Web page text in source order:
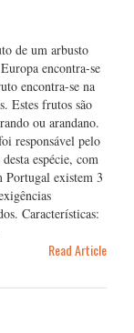
de um arbusto
encontra-se
encontra-se na
Estes frutos são
ou arandano.
responsável pelo
espécie, com
Portugal existem 3
Características:
Read Article